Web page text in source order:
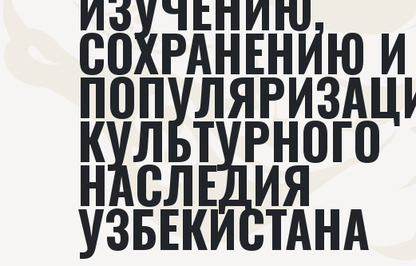
СОХРАНЕНИЮ И
КУЛЬТУРНОГО
НАСЛЕДИЯ
УЗБЕКИСТАНА